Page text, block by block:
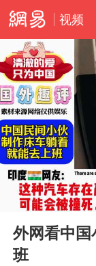
视频
Play
00:00
外网看中
班